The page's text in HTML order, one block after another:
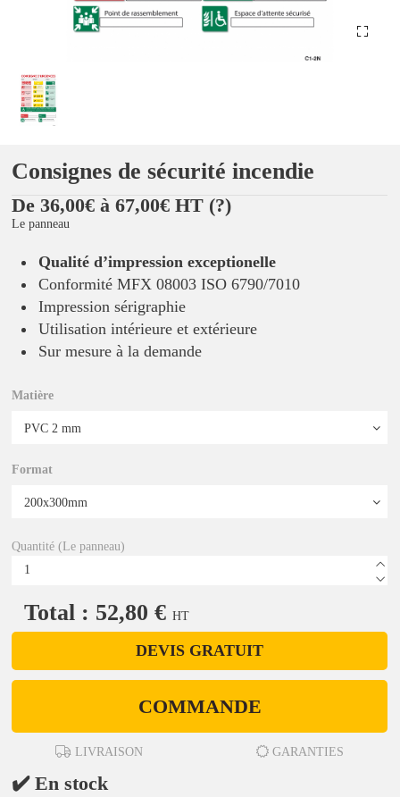
Consignes de sécurité incendie
De 36,00€ à 67,00€ HT (?)
Le panneau
Qualité d’impression exceptionelle
Conformité MFX 08003 ISO 6790/7010
Impression sérigraphie
Utilisation intérieure et extérieure
Sur mesure à la demande
Matière
Format
Quantité (Le panneau)
Total : 52,80 € HT
DEVIS GRATUIT
COMMANDE
LIVRAISON GARANTIES
✔️ En stock